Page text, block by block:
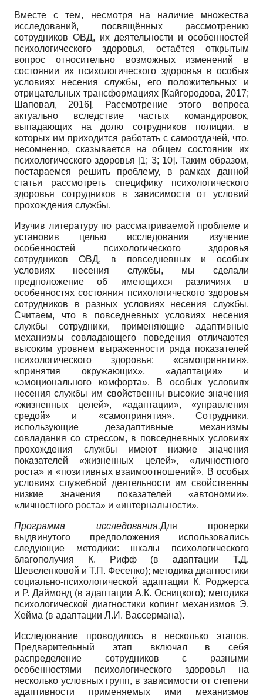
Вместе с тем, несмотря на наличие множества
исследований, посвящённых рассмотрению
сотрудников ОВД, их деятельности и особенностей
психологического здоровья, остаётся открытым
вопрос относительно возможных изменений в
состоянии их психологического здоровья в особых
условиях несения службы, его положительных и
отрицательных трансформациях [Кайгородова, 2017;
Шаповал, 2016]. Рассмотрение этого вопроса
актуально вследствие частых командировок,
выпадающих на долю сотрудников полиции, в
которых им приходится работать с самоотдачей, что,
несомненно, сказывается на общем состоянии их
психологического здоровья [1; 3; 10]. Таким образом,
постараемся решить проблему, в рамках данной
статьи рассмотреть специфику психологического
здоровья сотрудников в зависимости от условий
прохождения службы.
Изучив литературу по рассматриваемой проблеме и
установив целью исследования изучение
особенностей психологического здоровья
сотрудников ОВД, в повседневных и особых
условиях несения службы, мы сделали
предположение об имеющихся различиях в
особенностях состояния психологического здоровья
сотрудников в разных условиях несения службы.
Считаем, что в повседневных условиях несения
службы сотрудники, применяющие адаптивные
механизмы совладающего поведения отличаются
высоким уровнем выраженности ряда показателей
психологического здоровья: «самопринятия»,
«принятия окружающих», «адаптации» и
«эмоционального комфорта». В особых условиях
несения службы им свойственны высокие значения
«жизненных целей», «адаптации», «управления
средой» и «самопринятия». Сотрудники,
использующие дезадаптивные механизмы
совладания со стрессом, в повседневных условиях
прохождения службы имеют низкие значения
показателей «жизненных целей», «личностного
роста» и «позитивных взаимоотношений». В особых
условиях служебной деятельности им свойственны
низкие значения показателей «автономии»,
«личностного роста» и «интернальности».
Программа исследования.Для проверки
выдвинутого предположения использовались
следующие методики: шкалы психологического
благополучия К. Рифф (в адаптации Т.Д.
Шевеленковой и Т.П. Фесенко); методика диагностики
социально-психологической адаптации К. Роджерса
и Р. Даймонд (в адаптации А.К. Осницкого); методика
психологической диагностики копинг механизмов Э.
Хейма (в адаптации Л.И. Вассермана).
Исследование проводилось в несколько этапов.
Предварительный этап включал в себя
распределение сотрудников с разными
особенностями психологического здоровья на
несколько условных групп, в зависимости от степени
адаптивности применяемых ими механизмов